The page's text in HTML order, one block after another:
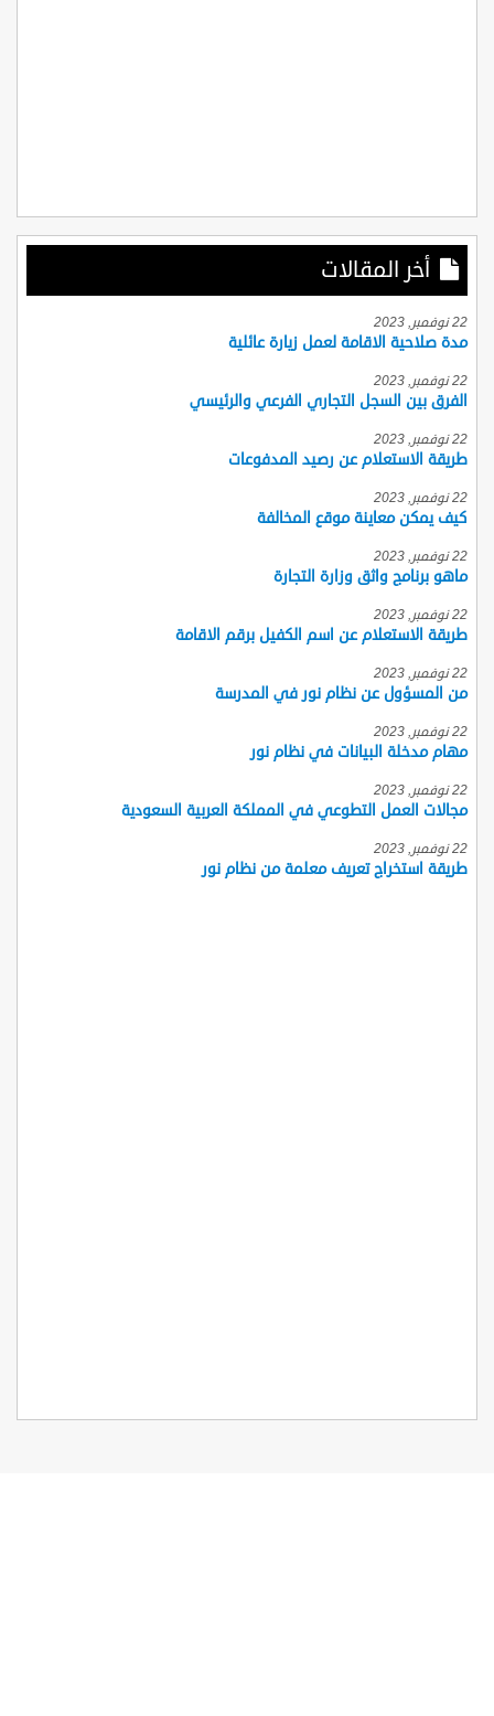
أخر المقالات
22 نوفمبر, 2023
مدة صلاحية الاقامة لعمل زيارة عائلية
22 نوفمبر, 2023
الفرق بين السجل التجاري الفرعي والرئيسي
22 نوفمبر, 2023
طريقة الاستعلام عن رصيد المدفوعات
22 نوفمبر, 2023
كيف يمكن معاينة موقع المخالفة
22 نوفمبر, 2023
ماهو برنامج واثق وزارة التجارة
22 نوفمبر, 2023
طريقة الاستعلام عن اسم الكفيل برقم الاقامة
22 نوفمبر, 2023
من المسؤول عن نظام نور في المدرسة
22 نوفمبر, 2023
مهام مدخلة البيانات في نظام نور
22 نوفمبر, 2023
مجالات العمل التطوعي في المملكة العربية السعودية
22 نوفمبر, 2023
طريقة استخراج تعريف معلمة من نظام نور